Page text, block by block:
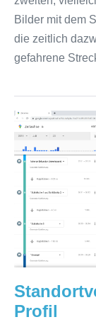
Bilder mit dem
die zeitlich
gefahrene
Standortverlauf
aus
dem
Google
Profil
Profil